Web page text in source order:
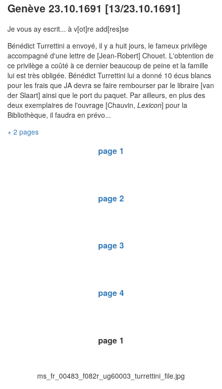
Genève 23.10.1691 [13/23.10.1691]
Je vous ay escrit... à v[ot]re add[res]se
Bénédict Turrettini a envoyé, il y a huit jours, le fameux privilège
accompagné d'une lettre de [Jean-Robert] Chouet. L'obtention de
ce privilège a coûté à ce dernier beaucoup de peine et la famille
lui est très obligée. Bénédict Turrettini lui a donné 10 écus blancs
pour les frais que JA devra se faire rembourser par le libraire [van
der Slaart] ainsi que le port du paquet. Par ailleurs, en plus des
deux exemplaires de l'ouvrage [Chauvin, Lexicon] pour la
Bibliothèque, il faudra en prévo...
+ 2 pages
page 1
page 2
page 3
page 4
page 1
ms_fr_00483_f082r_ug60003_turrettini_file.jpg